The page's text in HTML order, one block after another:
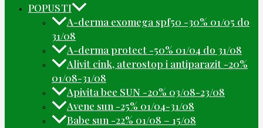
POPUSTI
A-derma exomega spf50 -30% 01/05 do
31/08
A-derma protect -50% 01/04 do 31/08
Alivit cink, aterostop i antiparazit -20%
01/08-31/08
Apivita bee SUN -20% 03/08-23/08
Avene sun -25% 01/04-31/08
Babe sun -22% 01/08 – 15/08